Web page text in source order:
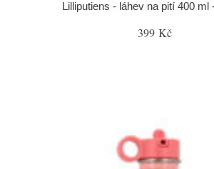
Lilliputiens - láhev na pití 400 ml
399 Kč